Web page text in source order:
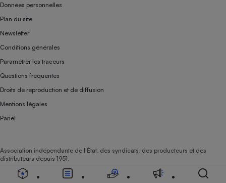
Données personnelles
Plan du site
Newsletter
Conditions générales
Paramétrer les traceurs
Questions fréquentes
Droits de reproduction et de diffusion
Mentions légales
Panel
Association indépendante de l’État, des syndicats, des producteurs et des
distributeurs depuis 1951.